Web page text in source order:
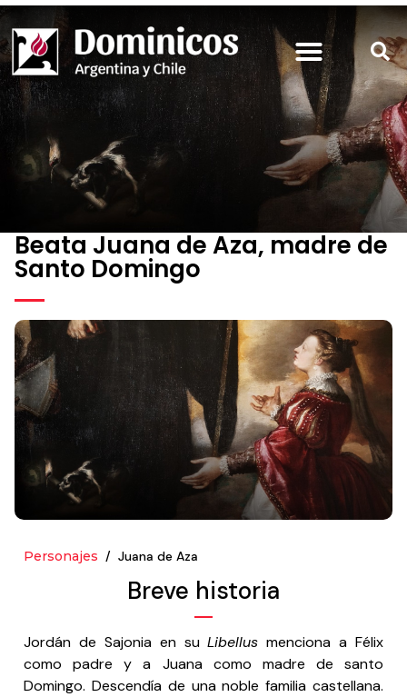
Beata Juana de Aza, madre de
Santo Domingo
Personajes / Juana de Aza
Breve historia
Jordán de Sajonia en suLibellus menciona a Félix
como padre y a Juana como madre de santo
Domingo. Descendía de una noble familia castellana.